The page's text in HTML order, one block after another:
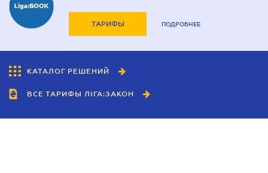
ТАРИФЫ ПОДРОБНЕЕ
КАТАЛОГ РЕШЕНИЙ
ВСЕ ТАРИФЫ ЛІГА:ЗАКОН